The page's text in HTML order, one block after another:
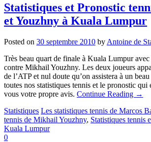
Statistiques et Pronostic
et Youzhny à Kuala Lumpur
Posted on 30 septembre 2010 by Antoine de
Très beau quart de finale à Kuala Lumpur
contre Mikhail Youzhny. Les deux joueurs
de l’ATP et nul doute qu’on assistera à un
toutes nos statistiques tennis et le pronostic qui
vous votre propre avis. Continue Reading →
Statistiques Les statistiques tennis de Marcos
tennis de Mikhail Youzhny, Statistiques tennis
Kuala Lumpur
0